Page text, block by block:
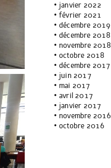
janvier 2022
février 2021
décembre 2019
décembre 2018
novembre 2018
octobre 2018
décembre 2017
juin 2017
mai 2017
avril 2017
janvier 2017
novembre 2016
octobre 2016